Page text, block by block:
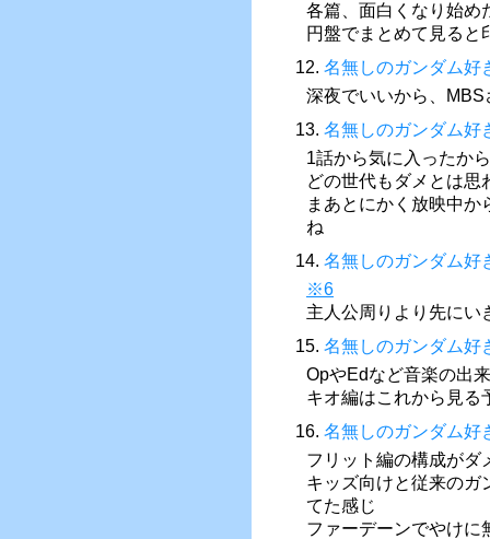
各篇、面白くなり始め
円盤でまとめて見ると
12. 名無しのガンダム好
深夜でいいから、
13. 名無しのガンダム好
1話から気に入ったか
どの世代もダメとは思
まあとにかく放映中
ね
14. 名無しのガンダム好
※6
主人公周りより先にい
15. 名無しのガンダム好
OpやEdなど音楽の出
キオ編はこれから見る
16. 名無しのガンダム好
フリット編の構成がダ
キッズ向けと従来のガ
てた感じ
ファーデーンでやけに